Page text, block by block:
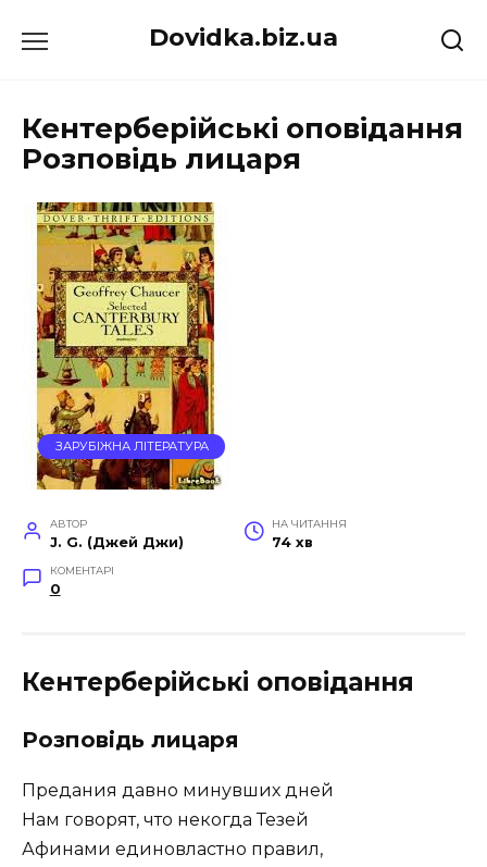
до
Dovidka.biz.ua
Кентерберійські оповідання
Розповідь лицаря
ЗАРУБІЖНА ЛІТЕРАТУРА
АВТОР
J. G. (Джей Джи)
НА ЧИТАННЯ
74 хв
КОМЕНТАРІ
0
Кентерберійські оповідання
Розповідь лицаря
Предания давно минувших дней
Нам говорят, что некогда Тезей
Афинами единовластно правил,